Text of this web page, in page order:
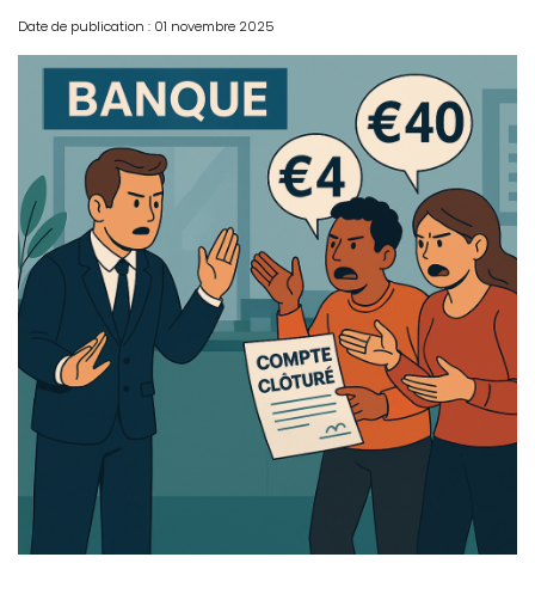
Date de publication : 01 novembre 2025